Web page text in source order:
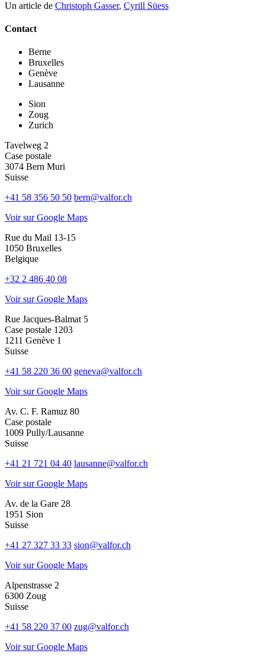
Un article de Christoph Gasser, Cyrill Süess
Contact
Berne
Bruxelles
Genève
Lausanne
Sion
Zoug
Zurich
Tavelweg 2
Case postale
3074 Bern Muri
Suisse
+41 58 356 50 50 bern@valfor.ch
Voir sur Google Maps
Rue du Mail 13-15
1050 Bruxelles
Belgique
+32 2 486 40 08
Voir sur Google Maps
Rue Jacques-Balmat 5
Case postale 1203
1211 Genève 1
Suisse
+41 58 220 36 00 geneva@valfor.ch
Voir sur Google Maps
Av. C. F. Ramuz 80
Case postale
1009 Pully/Lausanne
Suisse
+41 21 721 04 40 lausanne@valfor.ch
Voir sur Google Maps
Av. de la Gare 28
1951 Sion
Suisse
+41 27 327 33 33 sion@valfor.ch
Voir sur Google Maps
Alpenstrasse 2
6300 Zoug
Suisse
+41 58 220 37 00 zug@valfor.ch
Voir sur Google Maps